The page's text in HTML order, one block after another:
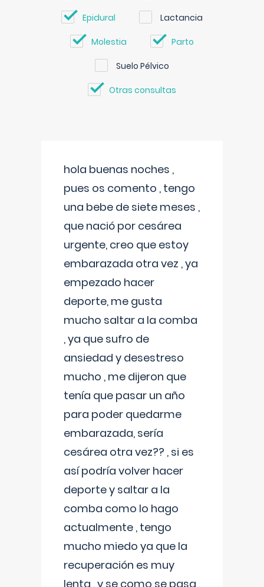
Epidural Lactancia
Molestia Parto
Suelo Pélvico
Otras consultas
hola buenas noches ,
pues os comento , tengo
una bebe de siete meses ,
que nació por cesárea
urgente, creo que estoy
embarazada otra vez , ya
empezado hacer
deporte, me gusta
mucho saltar a la comba
, ya que sufro de
ansiedad y desestreso
mucho , me dijeron que
tenía que pasar un año
para poder quedarme
embarazada, sería
cesárea otra vez?? , si es
así podría volver hacer
deporte y saltar a la
comba como lo hago
actualmente , tengo
mucho miedo ya que la
recuperación es muy
lenta , y se como se pasa ,